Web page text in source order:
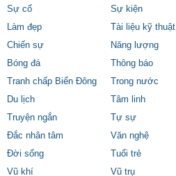
Sự cố
Sự kiện
Làm đẹp
Tài liệu kỹ thuật
Chiến sự
Năng lượng
Bóng đá
Thông báo
Tranh chấp Biển Đông
Trong nước
Du lịch
Tâm linh
Truyện ngắn
Tự sự
Đắc nhân tâm
Văn nghệ
Đời sống
Tuổi trẻ
Vũ khí
Vũ trụ